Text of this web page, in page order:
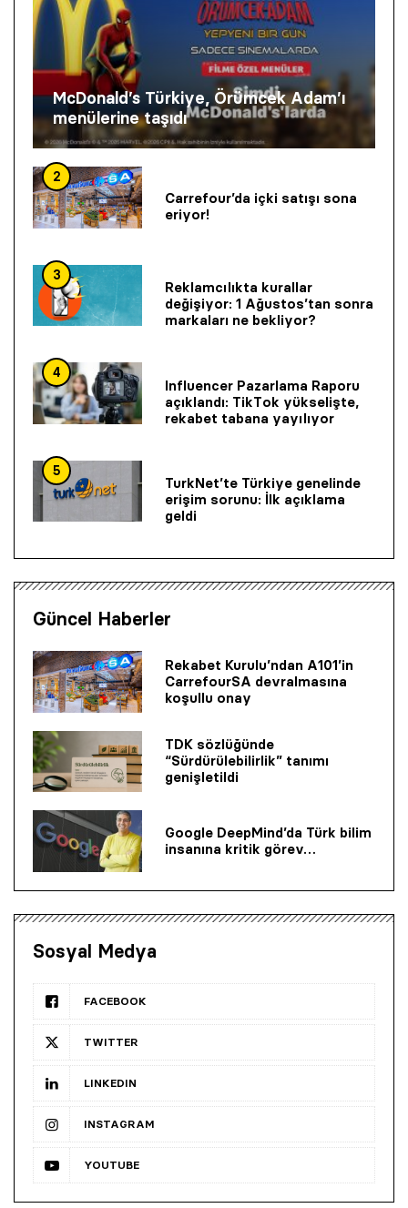
McDonald’s Türkiye, Örümcek Adam’ı
menülerine taşıdı
2
Carrefour’da içki satışı sona
eriyor!
3
Reklamcılıkta kurallar
değişiyor: 1 Ağustos’tan sonra
markaları ne bekliyor?
4
Influencer Pazarlama Raporu
açıklandı: TikTok yükselişte,
rekabet tabana yayılıyor
5
TurkNet’te Türkiye genelinde
erişim sorunu: İlk açıklama
geldi
Güncel Haberler
Rekabet Kurulu’ndan A101’in
CarrefourSA devralmasına
koşullu onay
TDK sözlüğünde
“Sürdürülebilirlik” tanımı
genişletildi
Google DeepMind’da Türk bilim
insanına kritik görev…
Sosyal Medya
FACEBOOK
TWITTER
LINKEDIN
INSTAGRAM
YOUTUBE